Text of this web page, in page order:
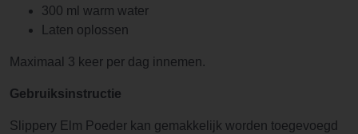
300 ml warm water
Laten oplossen
Maximaal 3 keer per dag innemen.
Gebruiksinstructie
Slippery Elm Poeder kan gemakkelijk worden toegevoegd